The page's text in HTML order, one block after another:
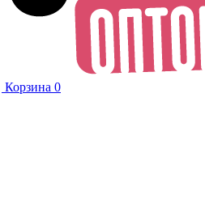
Корзина 0